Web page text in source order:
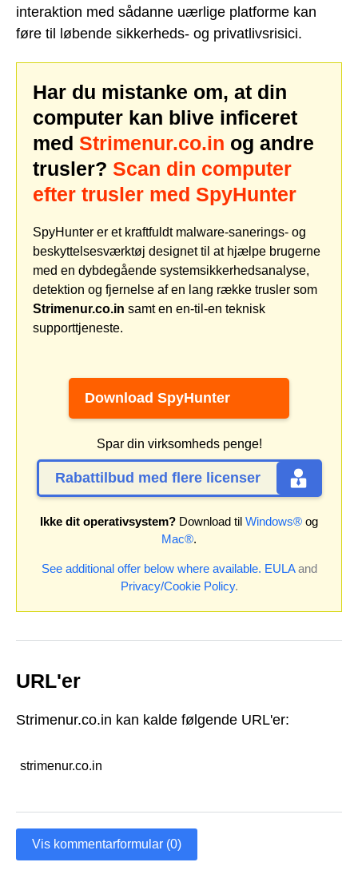
interaktion med sådanne uærlige platforme kan
føre til løbende sikkerheds- og privatlivsrisici.
Har du mistanke om, at din
computer kan blive inficeret
med Strimenur.co.in og andre
trusler? Scan din computer
efter trusler med SpyHunter
SpyHunter er et kraftfuldt malware-sanerings- og
beskyttelsesværktøj designet til at hjælpe brugerne
med en dybdegående systemsikkerhedsanalyse,
detektion og fjernelse af en lang række trusler som
Strimenur.co.in samt en en-til-en teknisk
supporttjeneste.
Download SpyHunter
Spar din virksomheds penge!
Rabattilbud med flere licenser
Ikke dit operativsystem? Download til Windows® og
Mac®.
See additional offer below where available. EULAand
Privacy/Cookie Policy.
URL'er
Strimenur.co.in kan kalde følgende URL'er:
strimenur.co.in
Vis kommentarformular (0)